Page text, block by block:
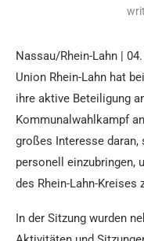
Nassau/Rhein-Lahn |
Union Rhein-Lahn hat
ihre aktive Beteiligung
Kommunalwahlkampf
großes Interesse
personell einzubringen,
des Rhein-Lahn-Kreises
In der Sitzung wurden